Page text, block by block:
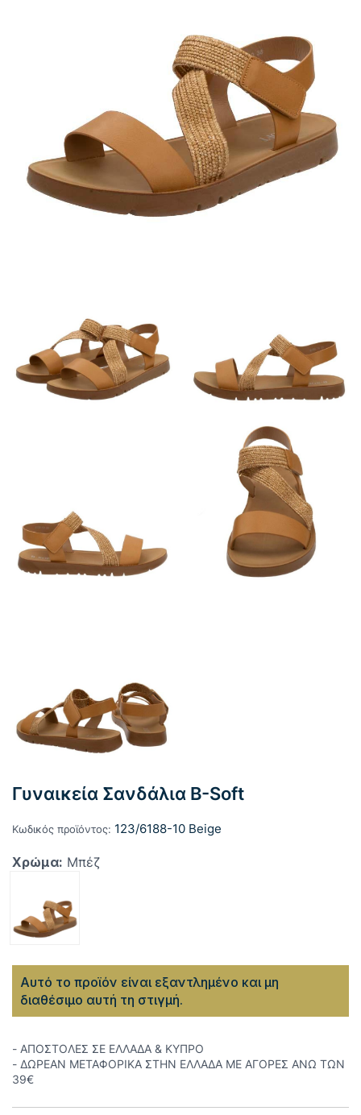
Γυναικεία Σανδάλια B-Soft
Κωδικός προϊόντος: 123/6188-10 Beige
Χρώμα: Μπέζ
Αυτό το προϊόν είναι εξαντλημένο και μη
διαθέσιμο αυτή τη στιγμή.
- ΑΠΟΣΤΟΛΕΣ ΣΕ ΕΛΛΑΔΑ & ΚΥΠΡΟ
- ΔΩΡΕΑΝ ΜΕΤΑΦΟΡΙΚΑ ΣΤΗΝ ΕΛΛΑΔΑ ΜΕ ΑΓΟΡΕΣ ΑΝΩ ΤΩΝ
39€